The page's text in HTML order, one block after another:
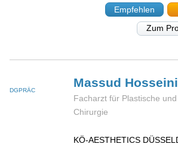
Empfehlen
Zum
DGPRÄC
Massud Hosseini
Facharzt für Plastische
Chirurgie
KÖ-AESTHETICS